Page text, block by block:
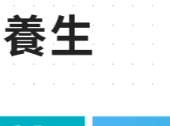
生
生
生
生